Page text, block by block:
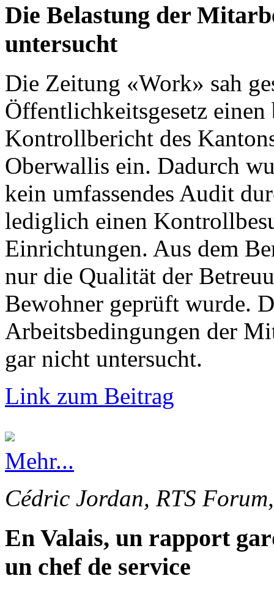
Die Belastung der
untersucht
Die Zeitung «Work» sah
Öffentlichkeitsgesetz
Kontrollbericht des
Oberwallis ein. Dadurch
kein umfassendes Audit
lediglich einen
Einrichtungen. Aus dem
nur die Qualität der
Bewohner geprüft wurde.
Arbeitsbedingungen der
gar nicht untersucht.
Link zum Beitrag
Mehr...
Cédric Jordan, RTS
En Valais, un rapport
un chef de service